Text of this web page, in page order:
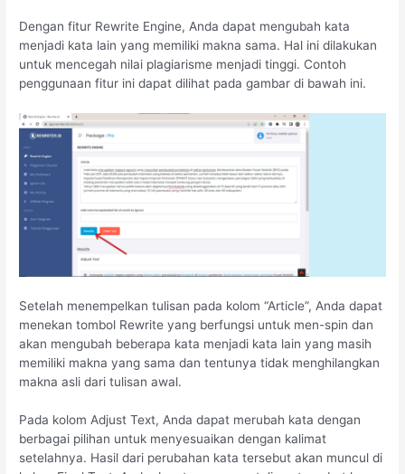
Dengan fitur Rewrite Engine, Anda dapat mengubah kata
menjadi kata lain yang memiliki makna sama. Hal ini dilakukan
untuk mencegah nilai plagiarisme menjadi tinggi. Contoh
penggunaan fitur ini dapat dilihat pada gambar di bawah ini.
Setelah menempelkan tulisan pada kolom “Article”, Anda dapat
menekan tombol Rewrite yang berfungsi untuk men-spin dan
akan mengubah beberapa kata menjadi kata lain yang masih
memiliki makna yang sama dan tentunya tidak menghilangkan
makna asli dari tulisan awal.
Pada kolom Adjust Text, Anda dapat merubah kata dengan
berbagai pilihan untuk menyesuaikan dengan kalimat
setelahnya. Hasil dari perubahan kata tersebut akan muncul di